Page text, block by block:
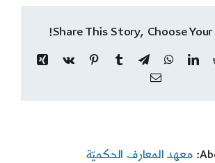
Share This Story, Choose
Reddit
LinkedIn
WhatsApp
Telegram
Tumblr
Pinterest
Vk
Xing
Email
معهد المعارف الحكميّة